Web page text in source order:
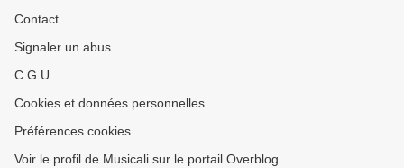
Contact
Signaler un abus
C.G.U.
Cookies et données personnelles
Préférences cookies
Voir le profil de Musicali sur le portail Overblog